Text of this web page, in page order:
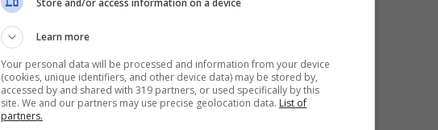
Store and/or access information on a device
Learn more
Your personal data will be processed and information from your device
(cookies, unique identifiers, and other device data) may be stored by,
accessed by and shared with 319 partners, or used specifically by this
site. We and our partners may use precise geolocation data. List of
partners.